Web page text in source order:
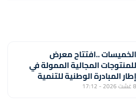
الخميسات ..افتتاح معرض
للمنتوجات المجالية الممولة في
إطار المبادرة الوطنية للتنمية
البشرية
8 غشت 2026 - 17:12